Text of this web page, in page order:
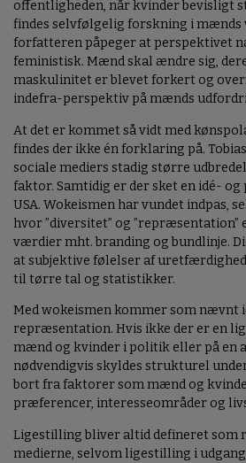
offentligheden, når kvinder bevisligt
findes selvfølgelig forskning i mænds
forfatteren påpeger at perspektivet
feministisk. Mænd skal ændre sig,
maskulinitet er blevet forkert og
indefra-perspektiv på mænds
At det er kommet så vidt med
findes der ikke én forklaring på.
sociale mediers stadig større
faktor. Samtidig er der sket en idé-
USA. Wokeismen har vundet indpas,
hvor ”diversitet” og ”repræsentation”
værdier mht. branding og bundlinje.
at subjektive følelser af
til tørre tal og statistikker.
Med wokeismen kommer som nævnt
repræsentation. Hvis ikke der er en
mænd og kvinder i politik eller på en
nødvendigvis skyldes strukturel
bort fra faktorer som mænd og
præferencer, interesseområder og
Ligestilling bliver altid defineret som
medierne, selvom ligestilling i